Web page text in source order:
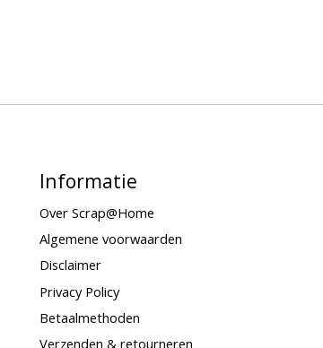
Informatie
Over Scrap@Home
Algemene voorwaarden
Disclaimer
Privacy Policy
Betaalmethoden
Verzenden & retourneren